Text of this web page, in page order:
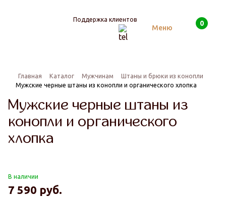
Поддержка клиентов
Меню
Поиск 0
Главная Каталог Мужчинам
Штаны и брюки из конопли
Мужские черные штаны из конопли и органического хлопка
Мужские черные штаны из
конопли и органического
хлопка
В наличии
7 590 руб.